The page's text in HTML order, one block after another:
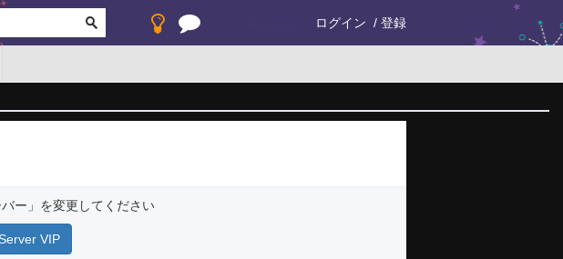
ログイン 登録
ー」を変更してください
VIP